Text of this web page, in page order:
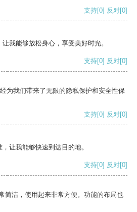
支持[0] 反对[0]
我能够放松身心，享受美好时光。
支持[0] 反对[0]
为我们带来了无限的隐私保护和安全性保
支持[0] 反对[0]
让我能够快速到达目的地。
支持[0] 反对[0]
简洁，使用起来非常方便。功能的布局也